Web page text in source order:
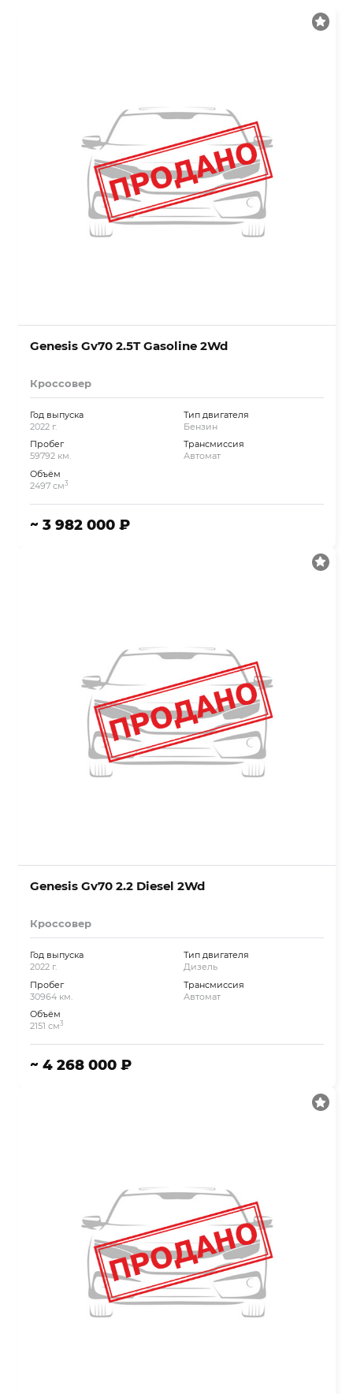
Genesis Gv70 2.5T Gasoline 2Wd
Кроссовер
Год выпуска
2022 г.
Пробег
59792 км.
Объём
2497 см3
Тип двигателя
Бензин
Трансмиссия
Автомат
~ 3 982 000 ₽
Genesis Gv70 2.2 Diesel 2Wd
Кроссовер
Год выпуска
2022 г.
Пробег
30964 км.
Объём
2151 см3
Тип двигателя
Дизель
Трансмиссия
Автомат
~ 4 268 000 ₽